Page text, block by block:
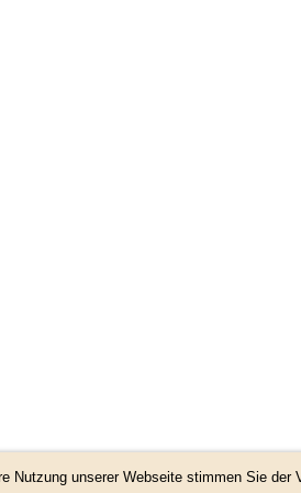
unserer Webseite stimmen Sie der